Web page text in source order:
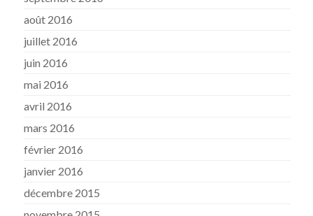
août 2016
juillet 2016
juin 2016
mai 2016
avril 2016
mars 2016
février 2016
janvier 2016
décembre 2015